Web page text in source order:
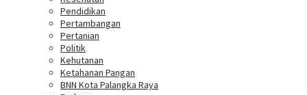
Pendidikan
Pertambangan
Pertanian
Politik
Kehutanan
Ketahanan Pangan
BNN Kota Palangka Raya